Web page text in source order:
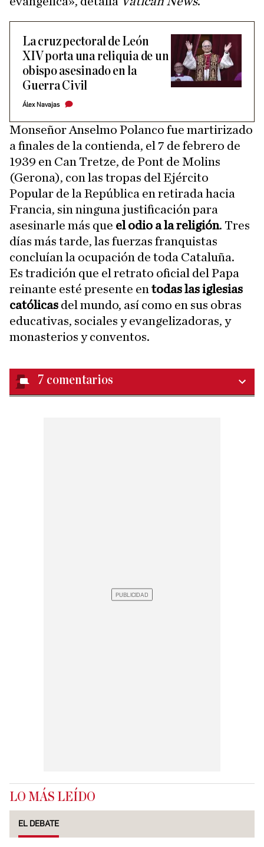
La cruz pectoral de León
XIV porta una reliquia de un
obispo asesinado en la
Guerra Civil
Álex Navajas
Monseñor Anselmo Polanco fue martirizado
a finales de la contienda, el 7 de febrero de
1939 en Can Tretze, de Pont de Molins
(Gerona), con las tropas del Ejército
Popular de la República en retirada hacia
Francia, sin ninguna justificación para
asesinarle más que el odio a la religión. Tres
días más tarde, las fuerzas franquistas
concluían la ocupación de toda Cataluña.
Es tradición que el retrato oficial del Papa
reinante esté presente en todas las iglesias
católicas del mundo, así como en sus obras
educativas, sociales y evangelizadoras, y
monasterios y conventos.
7 comentarios
LO MÁS LEÍDO
EL DEBATE